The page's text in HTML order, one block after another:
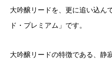
大吟醸リードを、更に追い込ん
ド・プレミアム」です。
大吟醸リードの特徴である、静